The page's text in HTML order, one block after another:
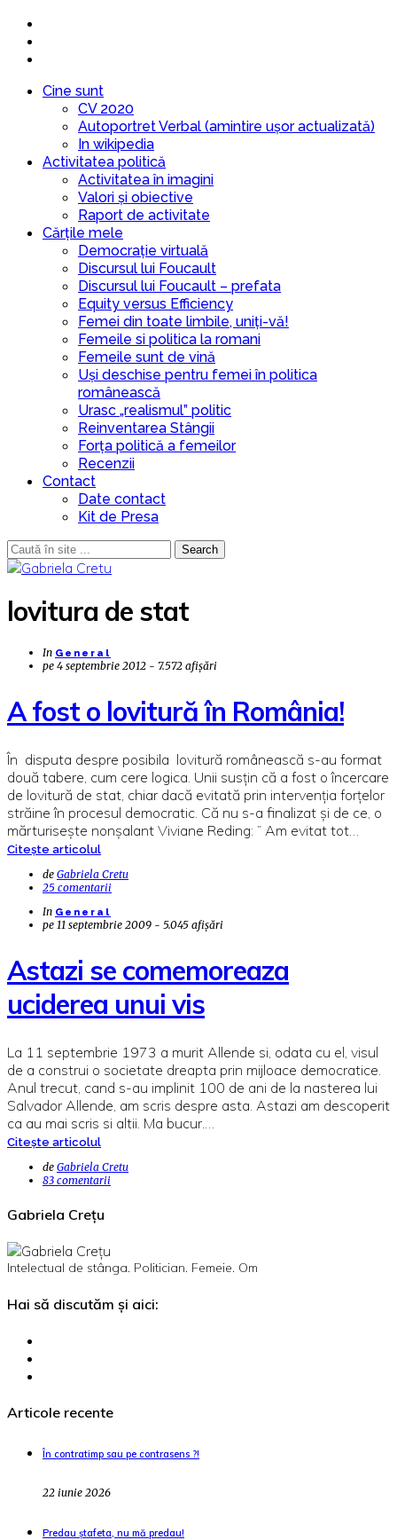
Cine sunt
CV 2020
Autoportret Verbal (amintire ușor actualizată)
In wikipedia
Activitatea politică
Activitatea în imagini
Valori și obiective
Raport de activitate
Cărțile mele
Democrație virtuală
Discursul lui Foucault
Discursul lui Foucault – prefata
Equity versus Efficiency
Femei din toate limbile, uniți-vă!
Femeile si politica la romani
Femeile sunt de vină
Uși deschise pentru femei în politica
românească
Urasc „realismul” politic
Reinventarea Stângii
Forța politică a femeilor
Recenzii
Contact
Date contact
Kit de Presa
Search
lovitura de stat
In General
pe 4 septembrie 2012 - 7.572 afișări
A fost o lovitură în România!
În disputa despre posibila lovitură românească s-au format
două tabere, cum cere logica. Unii susțin că a fost o încercare
de lovitură de stat, chiar dacă evitată prin intervenția forțelor
străine în procesul democratic. Că nu s-a finalizat și de ce, o
mărturisește nonșalant Viviane Reding: ” Am evitat tot…
Citește articolul
de Gabriela Cretu
25 comentarii
In General
pe 11 septembrie 2009 - 5.045 afișări
Astazi se comemoreaza
uciderea unui vis
La 11 septembrie 1973 a murit Allende si, odata cu el, visul
de a construi o societate dreapta prin mijloace democratice.
Anul trecut, cand s-au implinit 100 de ani de la nasterea lui
Salvador Allende, am scris despre asta. Astazi am descoperit
ca au mai scris si altii. Ma bucur.…
Citește articolul
de Gabriela Cretu
83 comentarii
Gabriela Crețu
Intelectual de stânga. Politician. Femeie. Om
Hai să discutăm și aici:
Articole recente
În contratimp sau pe contrasens ?!
22 iunie 2026
Predau ștafeta, nu mă predau!